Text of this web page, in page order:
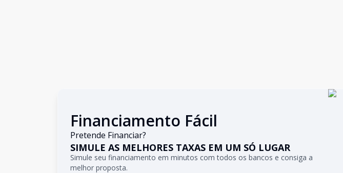
Financiamento Fácil
Pretende Financiar?
SIMULE AS MELHORES TAXAS EM UM SÓ LUGAR
Simule seu financiamento em minutos com todos os bancos e consiga a
melhor proposta.